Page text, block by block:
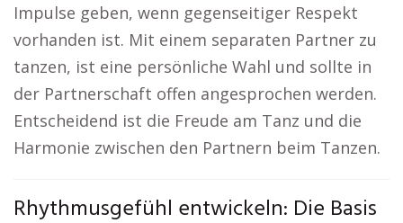
Impulse geben, wenn gegenseitiger Respekt
vorhanden ist. Mit einem separaten Partner zu
tanzen, ist eine persönliche Wahl und sollte in
der Partnerschaft offen angesprochen werden.
Entscheidend ist die Freude am Tanz und die
Harmonie zwischen den Partnern beim Tanzen.
Rhythmusgefühl entwickeln: Die Basis